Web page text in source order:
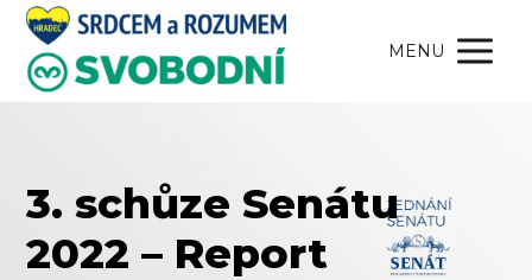
MENU
3. schůze Senátu
2022 – Report